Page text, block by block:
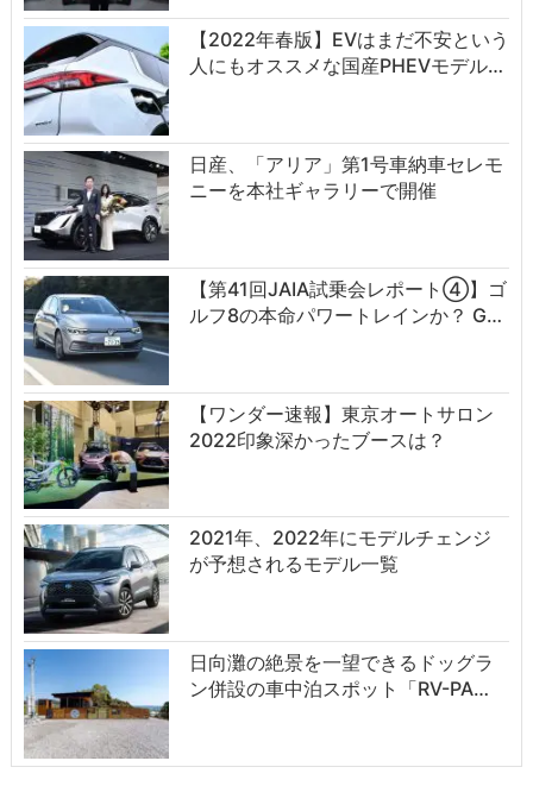
【2022年春版】EVはまだ不安という
人にもオススメな国産PHEVモデル…
日産、「アリア」第1号車納車セレモ
ニーを本社ギャラリーで開催
【第41回JAIA試乗会レポート④】ゴ
ルフ8の本命パワートレインか？ G…
【ワンダー速報】東京オートサロン
2022印象深かったブースは？
2021年、2022年にモデルチェンジ
が予想されるモデル一覧
日向灘の絶景を一望できるドッグラ
ン併設の車中泊スポット「RV-PA…